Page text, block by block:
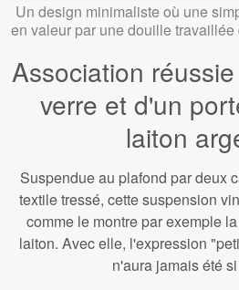
Un design minimaliste où une
en valeur par une douille
Association
verre et d'un
laiton
Suspendue au plafond par deux
textile tressé, cette suspension
comme le montre par exemple
laiton. Avec elle, l'expression
n'aura jamais été